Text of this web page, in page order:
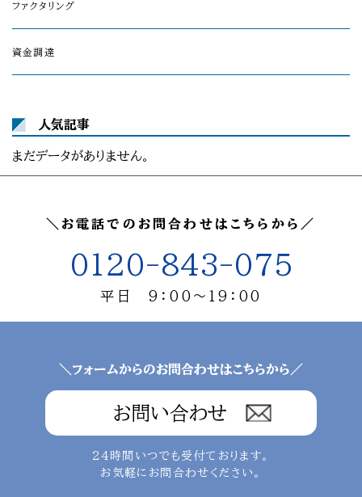
ファクタリング
資金調達
人気記事
まだデータがありません。
＼お電話でのお問合わせはこちらから／
0120-843-075
平日 9：00～19：00
＼フォームからのお問合わせはこちらから／
お問い合わせ
24時間いつでも受付ております。
お気軽にお問合わせください。